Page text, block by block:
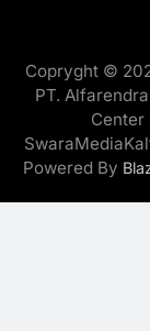
Copryght ©
PT.
Center
Powered By